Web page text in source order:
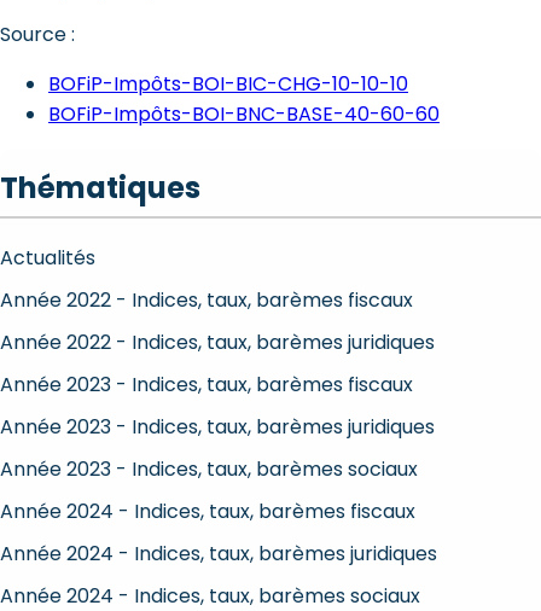
Source :
BOFiP-Impôts-BOI-BIC-CHG-10-10-10
BOFiP-Impôts-BOI-BNC-BASE-40-60-60
Thématiques
Actualités
Année 2022 - Indices, taux, barèmes fiscaux
Année 2022 - Indices, taux, barèmes juridiques
Année 2023 - Indices, taux, barèmes fiscaux
Année 2023 - Indices, taux, barèmes juridiques
Année 2023 - Indices, taux, barèmes sociaux
Année 2024 - Indices, taux, barèmes fiscaux
Année 2024 - Indices, taux, barèmes juridiques
Année 2024 - Indices, taux, barèmes sociaux